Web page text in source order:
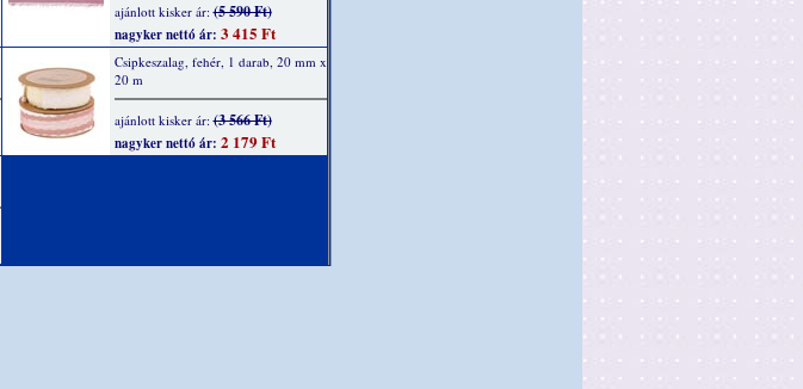
ajánlott kisker ár:(5 590 Ft)
nagyker nettó ár: 3 415 Ft
Csipkeszalag, fehér, 1 darab, 20 mm x
20 m
ajánlott kisker ár:(3 566 Ft)
nagyker nettó ár: 2 179 Ft